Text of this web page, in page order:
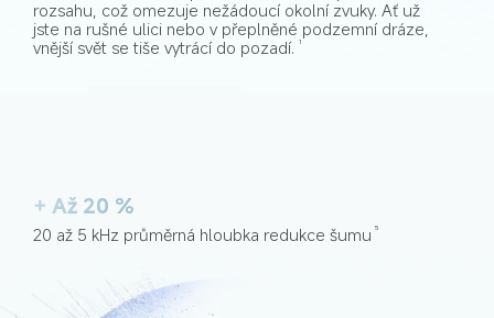
rozsahu, což omezuje nežádoucí okolní zvuky. Ať už
jste na rušné ulici nebo v přeplněné podzemní dráze,
vnější svět se tiše vytrácí do pozadí.
1
+ Až 20 %
20 až 5 kHz průměrná hloubka redukce šumu 5